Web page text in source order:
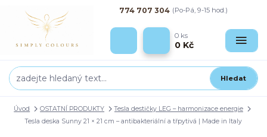
Hledat
774 707 304 (Po-Pá, 9-15 hod.)
0 ks
0 Kč
Úvod OSTATNÍ PRODUKTY
Tesla destičky LEG – harmonizace energie
Tesla deska Sunny 21 × 21 cm – antibakteriální a třpytivá | Made in Italy